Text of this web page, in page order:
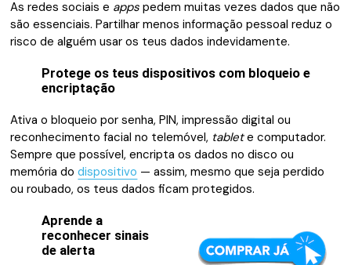
As redes sociais e apps pedem muitas vezes dados que não
são essenciais. Partilhar menos informação pessoal reduz o
risco de alguém usar os teus dados indevidamente.
Protege os teus dispositivos com bloqueio e
encriptação
Ativa o bloqueio por senha, PIN, impressão digital ou
reconhecimento facial no telemóvel, tablete computador.
Sempre que possível, encripta os dados no disco ou
memória dodispositivo — assim, mesmo que seja perdido
ou roubado, os teus dados ficam protegidos.
Aprende a
reconhecer sinais
de alerta